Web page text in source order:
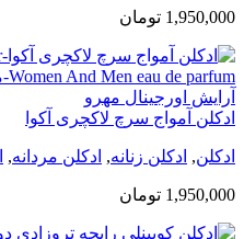
1,950,000 تومان
ادکلن آمواج سرچ لاکچری آکوا
ادکلن, ادکلن زنانه, ادکلن مردانه,
1,950,000 تومان